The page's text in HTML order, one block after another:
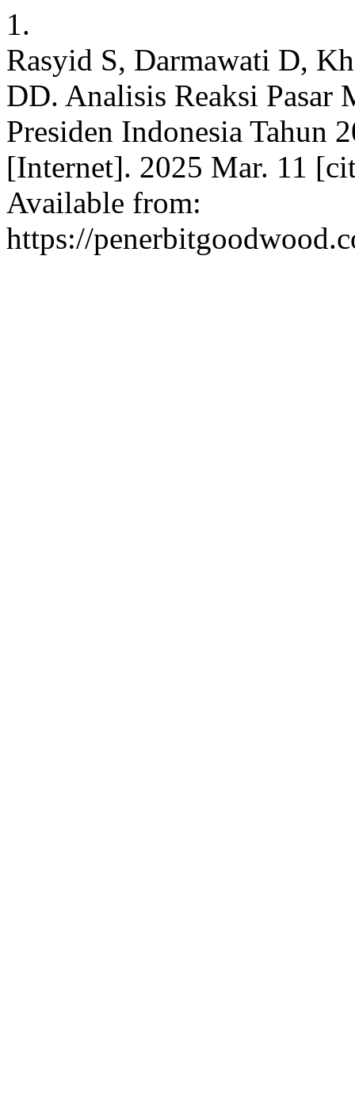
1.
Rasyid S, Darmawati D,
DD. Analisis Reaksi Pasar
Presiden Indonesia Tahun
[Internet]. 2025 Mar. 11
Available from:
https://